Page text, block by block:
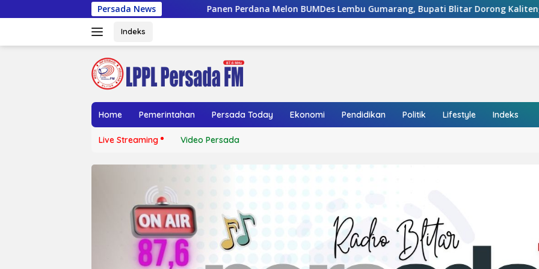
ke
Persada News
Panen Perdana Melon BUMDes Lembu Gumarang, Bupati Blitar Dorong Kalitengah Jadi Sentra Melon
Indeks
Home Pemerintahan Persada Today Ekonomi Pendidikan Politik Lifestyle Indeks
Live Streaming Video Persada